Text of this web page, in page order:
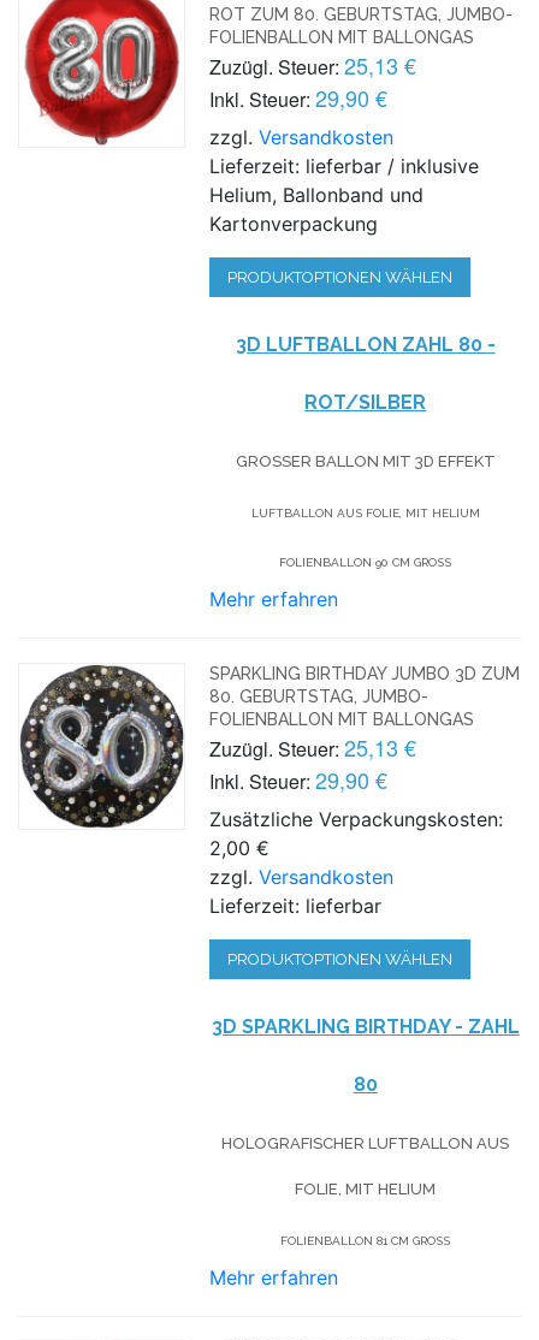
ROT ZUM 80. GEBURTSTAG, JUMBO-
FOLIENBALLON MIT BALLONGAS
Zuzügl. Steuer: 25,13 €
Inkl. Steuer: 29,90 €
zzgl.Versandkosten
Lieferzeit: lieferbar / inklusive
Helium, Ballonband und
Kartonverpackung
PRODUKTOPTIONEN WÄHLEN
3D LUFTBALLON ZAHL 80 -
ROT/SILBER
GROSSER BALLON MIT 3D EFFEKT
LUFTBALLON AUS FOLIE, MIT HELIUM
FOLIENBALLON 90 CM GROSS
Mehr erfahren
SPARKLING BIRTHDAY JUMBO 3D ZUM
80. GEBURTSTAG, JUMBO-
FOLIENBALLON MIT BALLONGAS
Zuzügl. Steuer: 25,13 €
Inkl. Steuer: 29,90 €
Zusätzliche Verpackungskosten:
2,00 €
zzgl.Versandkosten
Lieferzeit: lieferbar
PRODUKTOPTIONEN WÄHLEN
3D SPARKLING BIRTHDAY - ZAHL
80
HOLOGRAFISCHER LUFTBALLON AUS
FOLIE, MIT HELIUM
FOLIENBALLON 81 CM GROSS
Mehr erfahren